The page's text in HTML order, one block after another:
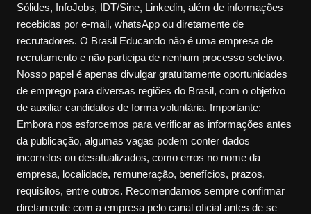
Sólides, InfoJobs, IDT/Sine, Linkedin, além de informações
recebidas por e-mail, whatsApp ou diretamente de
recrutadores. O Brasil Educando não é uma empresa de
recrutamento e não participa de nenhum processo seletivo.
Nosso papel é apenas divulgar gratuitamente oportunidades
de emprego para diversas regiões do Brasil, com o objetivo
de auxiliar candidatos de forma voluntária. Importante:
Embora nos esforcemos para verificar as informações antes
da publicação, algumas vagas podem conter dados
incorretos ou desatualizados, como erros no nome da
empresa, localidade, remuneração, benefícios, prazos,
requisitos, entre outros. Recomendamos sempre confirmar
diretamente com a empresa pelo canal oficial antes de se